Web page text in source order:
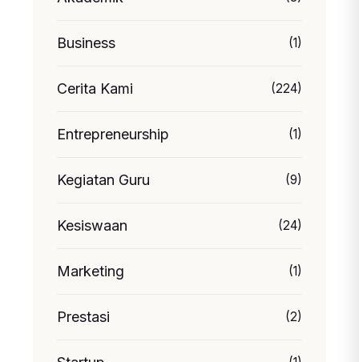
Business (1)
Cerita Kami (224)
Entrepreneurship (1)
Kegiatan Guru (9)
Kesiswaan (24)
Marketing (1)
Prestasi (2)